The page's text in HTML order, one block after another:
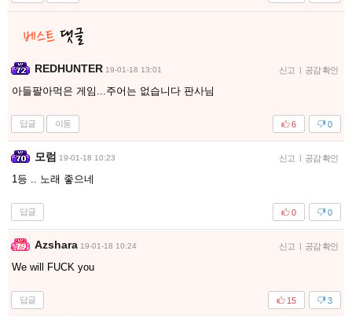
REDHUNTER 19-01-18 13:01 신고 | 공감 확인
아들팔아먹은 게임...주어는 없습니다 판사님
답글 이동 0
6
모럼 19-01-18 10:23 신고 | 공감 확인
1등 .. 노래 좋으네
답글 0
0
Azshara 19-01-18 10:24 신고 | 공감 확인
We will FUCK you
답글 3
15